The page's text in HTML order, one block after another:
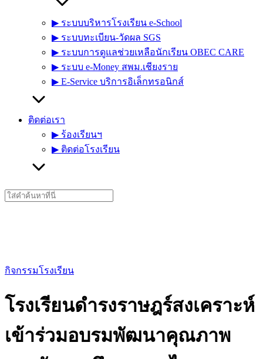
▶︎ ระบบบริหารโรงเรียน e-School
▶︎ ระบบทะเบียน-วัดผล SGS
▶︎ ระบบการดูแลช่วยเหลือนักเรียน OBEC CARE
▶︎ ระบบ e-Money สพม.เชียงราย
▶︎ E-Service บริการอิเล็กทรอนิกส์
ติดต่อเรา
▶︎ ร้องเรียนฯ
▶︎ ติดต่อโรงเรียน
Search
for:
กิจกรรมโรงเรียน
โรงเรียนดำรงราษฎร์สงเคราะห์
เข้าร่วมอบรมพัฒนาคุณภาพ